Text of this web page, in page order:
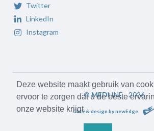
Deze website maakt gebruik van
ervoor te zorgen dat u de beste
onze website krijgt.
Twitter
LinkedIn
Instagram
©MEDLINE - 2026
CMS & design by newEdge